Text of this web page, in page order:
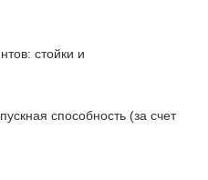
стойки и
способность (за счет